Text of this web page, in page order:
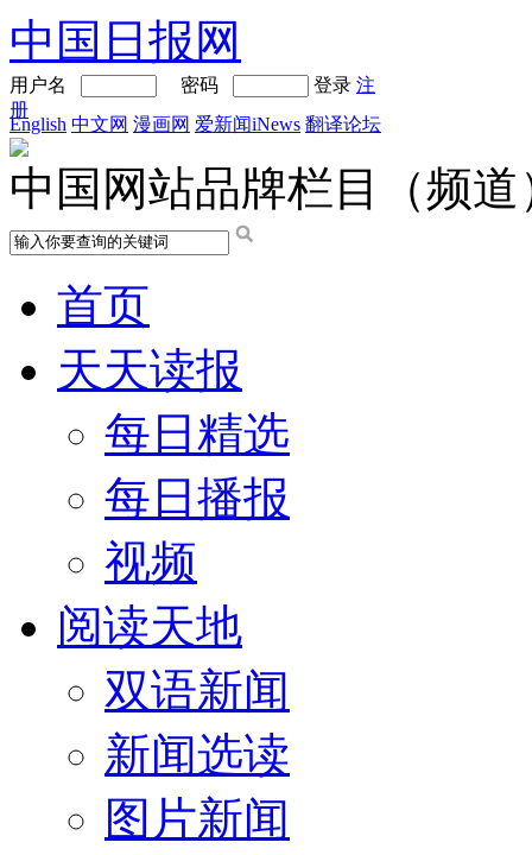
中国日报网
用户名 密码 登录 注
册
English 中文网 漫画网 爱新闻iNews 翻译论坛
中国网站品牌栏目（频道
首页
天天读报
每日精选
每日播报
视频
阅读天地
双语新闻
新闻选读
图片新闻